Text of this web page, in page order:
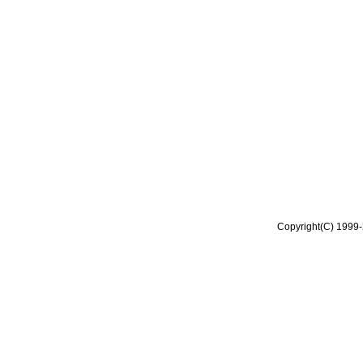
Copyright(C)